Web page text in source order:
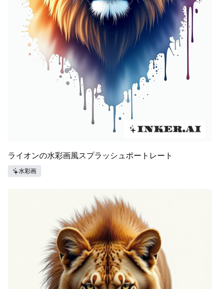
ライオンの水彩画風スプラッシュポートレート
水彩画